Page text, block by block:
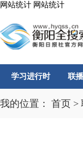
网站统计 网站统计
学习进行时 联播
我的位置： 首页 >